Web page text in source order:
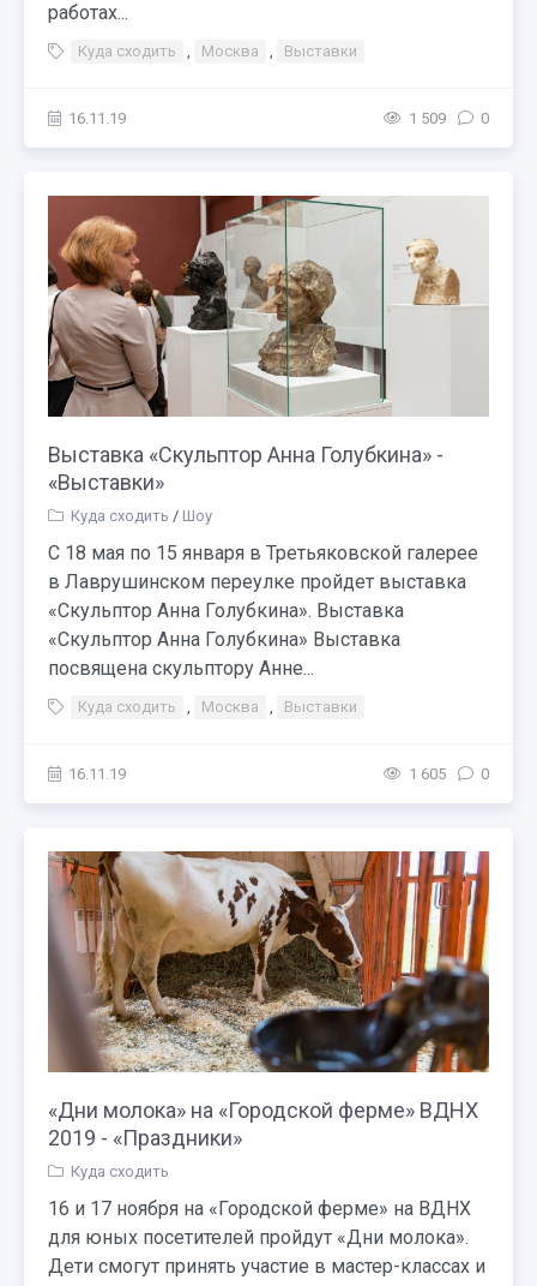
работах...
Куда сходить , Москва , Выставки
16.11.19 1 509 0
Выставка «Скульптор Анна Голубкина» -
«Выставки»
Куда сходить / Шоу
С 18 мая по 15 января в Третьяковской галерее
в Лаврушинском переулке пройдет выставка
«Скульптор Анна Голубкина». Выставка
«Скульптор Анна Голубкина» Выставка
посвящена скульптору Анне...
Куда сходить , Москва , Выставки
16.11.19 1 605 0
«Дни молока» на «Городской ферме» ВДНХ
2019 - «Праздники»
Куда сходить
16 и 17 ноября на «Городской ферме» на ВДНХ
для юных посетителей пройдут «Дни молока».
Дети смогут принять участие в мастер-классах и